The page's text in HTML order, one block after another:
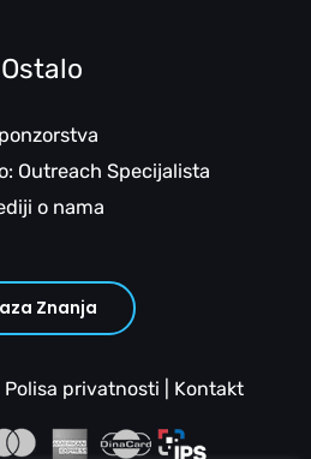
Ostalo
Outreach Specijalista
o nama
Znanja
Polisa privatnosti Kontakt